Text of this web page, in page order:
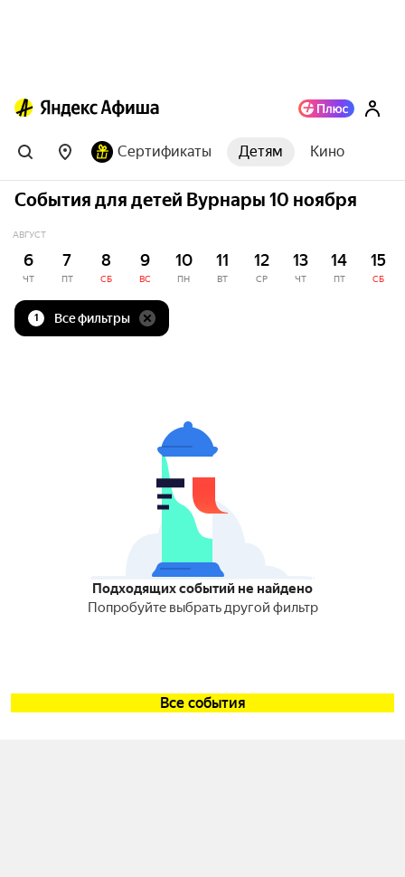
Сертификаты Детям Кино
События для детей Вурнары 10 ноября
АВГУСТ
6
ЧТ
7
ПТ
8
СБ
9
ВС
10
ПН
11
ВТ
12
СР
13
ЧТ
14
ПТ
15
СБ
1 Все фильтры
Подходящих событий не найдено
Попробуйте выбрать другой фильтр
Все события